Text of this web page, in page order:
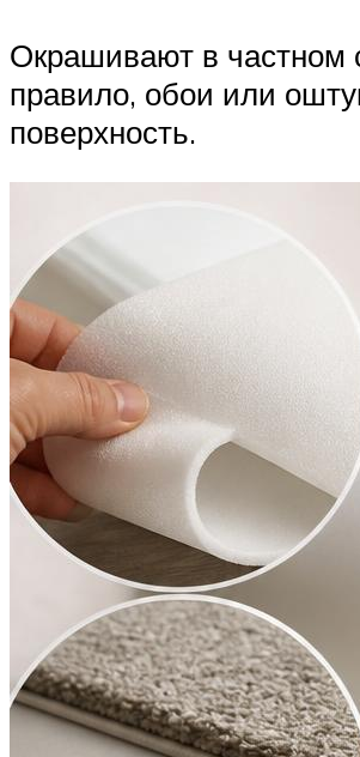
Окрашивают в частном
правило, обои или
поверхность.